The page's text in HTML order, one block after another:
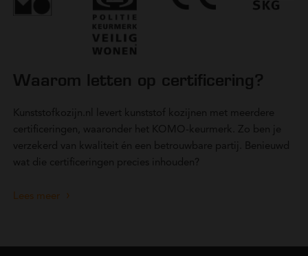
Waarom letten op certificering?
Kunststofkozijn.nl levert kunststof kozijnen met meerdere
certificeringen, waaronder het KOMO-keurmerk. Zo ben je
verzekerd van kwaliteit én een betrouwbare partij. Benieuwd
wat die certificeringen precies inhouden?
Lees meer